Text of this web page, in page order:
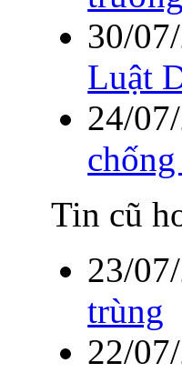
30/
Luật
24/
Tin cũ
23/
trùng
22/